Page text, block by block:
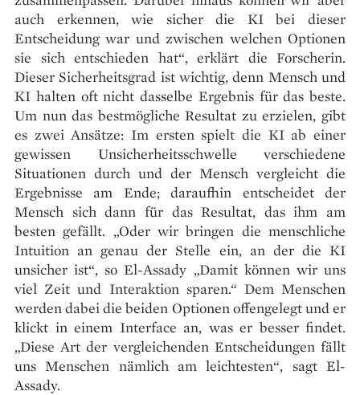
auch erkennen, wie sicher die KI bei dieser
Entscheidung war und zwischen welchen Optionen
sie sich entschieden hat“, erklärt die Forscherin.
Dieser Sicherheitsgrad ist wichtig, denn Mensch und
KI halten oft nicht dasselbe Ergebnis für das beste.
Um nun das bestmögliche Resultat zu erzielen, gibt
es zwei Ansätze: Im ersten spielt die KI ab einer
gewissen Unsicherheitsschwelle verschiedene
Situationen durch und der Mensch vergleicht die
Ergebnisse am Ende; daraufhin entscheidet der
Mensch sich dann für das Resultat, das ihm am
besten gefällt. „Oder wir bringen die menschliche
Intuition an genau der Stelle ein, an der die KI
unsicher ist“, so El-Assady „Damit können wir uns
viel Zeit und Interaktion sparen.“ Dem Menschen
werden dabei die beiden Optionen offen­gelegt und er
klickt in einem Interface an, was er besser findet.
„Diese Art der vergleichenden Entscheidungen fällt
uns Menschen nämlich am leichtesten“, sagt El-
Assady.